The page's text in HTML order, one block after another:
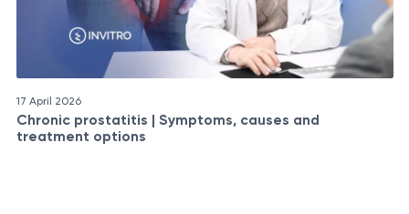
17 April 2026
Chronic prostatitis | Symptoms, causes and
treatment options